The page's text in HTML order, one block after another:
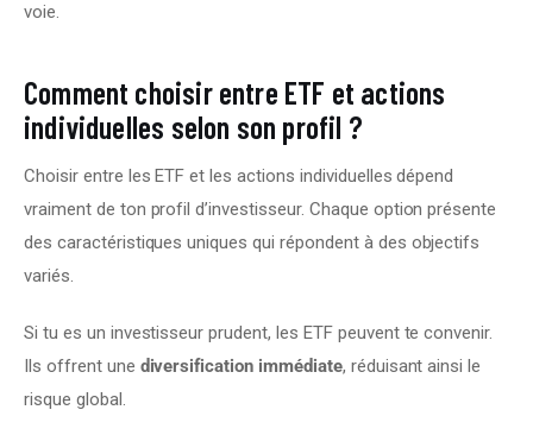
voie.
Comment choisir entre ETF et actions
individuelles selon son profil ?
Choisir entre les ETF et les actions individuelles dépend
vraiment de ton profil d’investisseur. Chaque option présente
des caractéristiques uniques qui répondent à des objectifs
variés.
Si tu es un investisseur prudent, les ETF peuvent te convenir.
Ils offrent une diversification immédiate, réduisant ainsi le
risque global.